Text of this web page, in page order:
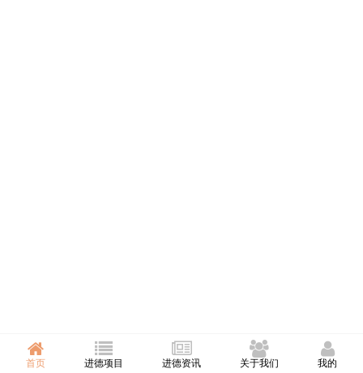
首页 进德项目 进德资讯 关于我们 我的